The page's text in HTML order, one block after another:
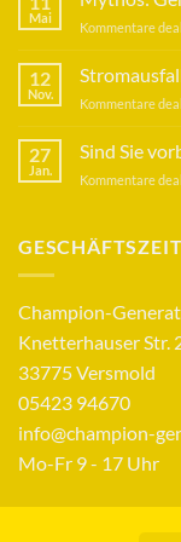
Mai
Kommentare
12
Nov.
Kommentare
27
Jan.
Sind Sie
Kommentare
Champion-
Knetterhauser Str.
33775 Versmold
05423 94670
info@champion-
Mo-Fr 9 - 17 Uhr